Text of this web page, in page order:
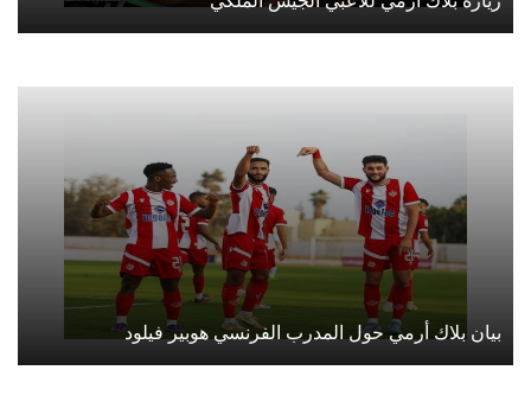
بيان بلاك أرمي حول المدرب الفرنسي هوبير فيلود